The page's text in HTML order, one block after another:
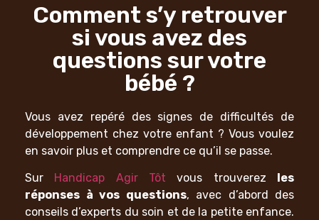
Comment s’y retrouver
si vous avez des
questions sur votre
bébé ?
Vous avez repéré des signes de difficultés de
développement chez votre enfant ? Vous voulez
en savoir plus et comprendre ce qu’il se passe.
Sur Handicap Agir Tôt vous trouverez
les
réponses à vos questions, avec d’abord des
conseils d’experts du soin et de la petite enfance.